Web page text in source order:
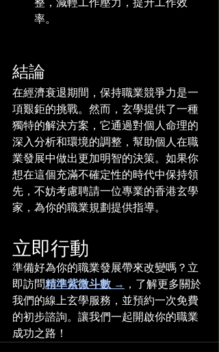
率。
結論
在經濟衰退期間，保持職業競爭力是一
項艱鉅的挑戰。然而，玄學提供了一種
獨特的解決方案，它通過對個人命理的
深入分析和環境的調整，幫助個人在職
業發展中做出更加明智的決策。如果你
想在這個充滿不確定性的時代中保持領
先，不妨考慮聘請一位專業的香港玄學
家，為你的職業規劃提供指導。
立即行動
準備好為你的職業發展帶來改變嗎？立
即訪問精準紫微斗數 → ， 了解更多關於
我們的線上玄學服務，並預約一次免費
的初步諮詢。讓我們一起開啟你的職業
成功之路！